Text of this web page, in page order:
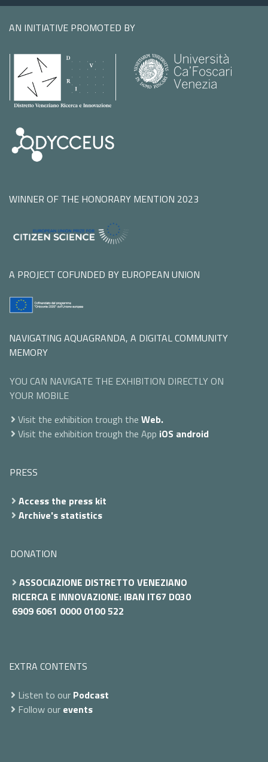
AN INITIATIVE PROMOTED BY
WINNER OF THE HONORARY MENTION 2023
A PROJECT COFUNDED BY EUROPEAN UNION
NAVIGATING AQUAGRANDA, A DIGITAL COMMUNITY
MEMORY
YOU CAN NAVIGATE THE EXHIBITION DIRECTLY ON
YOUR MOBILE
Visit the exhibition trough the Web.
Visit the exhibition trough the App iOS android
PRESS
Access the press kit
Archive's statistics
DONATION
ASSOCIAZIONE DISTRETTO VENEZIANO
RICERCA E INNOVAZIONE: IBAN IT67 D030
6909 6061 0000 0100 522
EXTRA CONTENTS
Listen to our Podcast
Follow our events